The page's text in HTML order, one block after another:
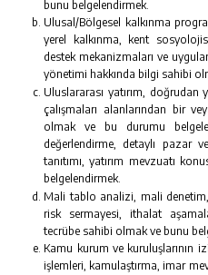
bunu belgelendirmek.
Ulusal/Bölgesel kalkınma
yerel kalkınma, kent
destek mekanizmaları ve
yönetimi hakkında bilgi sahibi
Uluslararası yatırım, doğrudan
çalışmaları alanlarından bir
olmak ve bu durumu
değerlendirme, detaylı pazar
tanıtımı, yatırım mevzuatı
belgelendirmek.
Mali tablo analizi, mali
risk sermayesi, ithalat
tecrübe sahibi olmak ve bunu
Kamu kurum ve kuruluşlarının
işlemleri, kamulaştırma, imar